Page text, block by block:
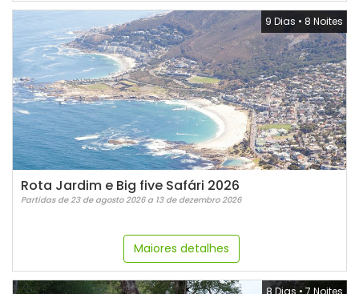
9 Dias • 8 Noites
Rota Jardim e Big five Safári 2026
Partidas de 23 de agosto 2026 a 13 de dezembro 2026
Maiores detalhes
8 Dias •7 Noites